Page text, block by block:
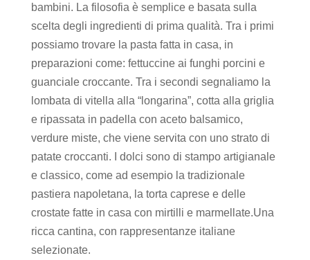
bambini. La filosofia è semplice e basata sulla
scelta degli ingredienti di prima qualità. Tra i primi
possiamo trovare la pasta fatta in casa, in
preparazioni come: fettuccine ai funghi porcini e
guanciale croccante. Tra i secondi segnaliamo la
lombata di vitella alla “longarina”, cotta alla griglia
e ripassata in padella con aceto balsamico,
verdure miste, che viene servita con uno strato di
patate croccanti. I dolci sono di stampo artigianale
e classico, come ad esempio la tradizionale
pastiera napoletana, la torta caprese e delle
crostate fatte in casa con mirtilli e marmellate.Una
ricca cantina, con rappresentanze italiane
selezionate.